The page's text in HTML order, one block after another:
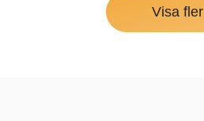
Visa fler